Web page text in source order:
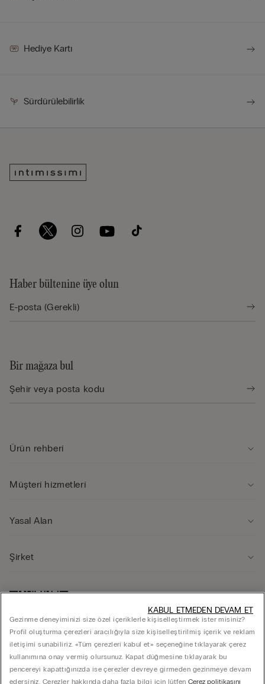
Hediye Kartı
Sürdürülebilirlik
Haber bültenine üye olun
Bir mağaza bul
Ürün rehberi̇
Müşteri̇ hi̇zmetleri̇
Yasal Alan
Şi̇rket
Gezinme deneyiminizi size özel içeriklerle kişiselleştirmek ister misiniz?
Profil oluşturma çerezleri aracılığıyla size kişiselleştirilmiş içerik ve reklam
iletişimi sunabiliriz. «Tüm çerezleri kabul et» seçeneğine tıklayarak çerez
kullanımına onay vermiş olursunuz. Kapat düğmesine tıklayarak bu
pencereyi kapattığınızda ise çerezler devreye girmeden gezinmeye devam
edersiniz. Çerezler hakkında daha fazla bilgi için lütfen Çerez politikasını
KABUL ETMEDEN DEVAM ET